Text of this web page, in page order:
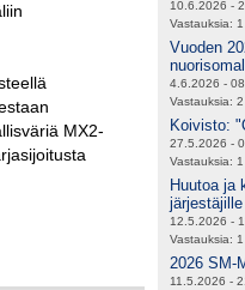
MX2-
10.6.2026 -
Vastauksia: 1
Vuoden
4.6.2026 -
Vastauksia: 2
Koivisto:
27.5.2026 -
Vastauksia: 1
Huutoa ja
järjestäjille
12.5.2026 -
Vastauksia: 1
2026 SM-
11.5.2026 -